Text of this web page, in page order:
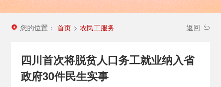
您的位置： 首页 > 农民工服务 返回
四川首次将脱贫人口务工就业纳入省
政府30件民生实事